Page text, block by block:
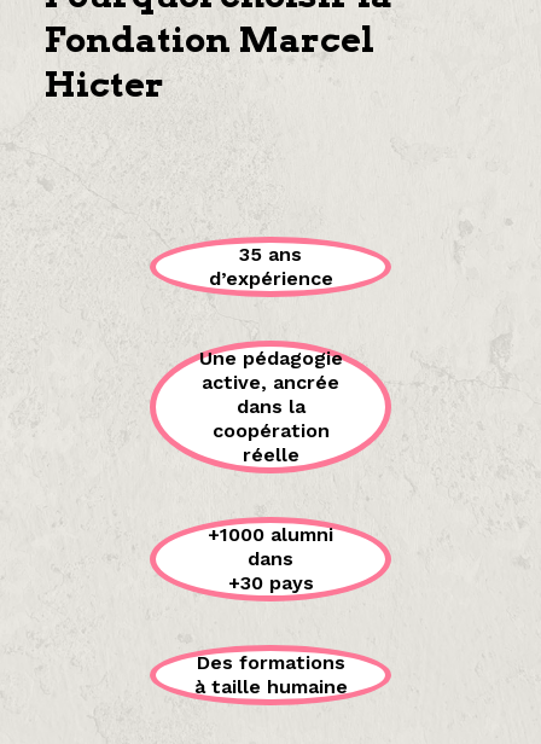
Fondation Marcel
Hicter
35 ans
d’expérience
Une pédagogie
active, ancrée
dans la
coopération
réelle
+1000 alumni
dans
+30 pays
Des formations
à taille humaine